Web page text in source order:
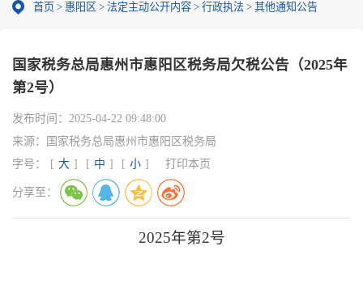
首页 > 惠阳区 > 法定主动公开内容 > 行政执法 > 其他通知公告
国家税务总局惠州市惠阳区税务局欠税公告（2025年
第2号）
发布时间： 2025-04-22 09:48:00
来源：
国家税务总局惠州市惠阳区税务局
字号：
[ 大 ] [ 中 ] [ 小 ] 打印本页
分享至：
2025年第2号